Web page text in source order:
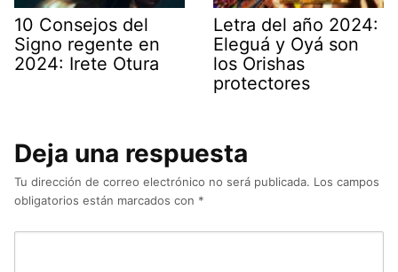
10 Consejos del
Signo regente en
2024: Irete Otura
Letra del año 2024:
Eleguá y Oyá son
los Orishas
protectores
Deja una respuesta
Tu dirección de correo electrónico no será publicada. Los campos
obligatorios están marcados con *